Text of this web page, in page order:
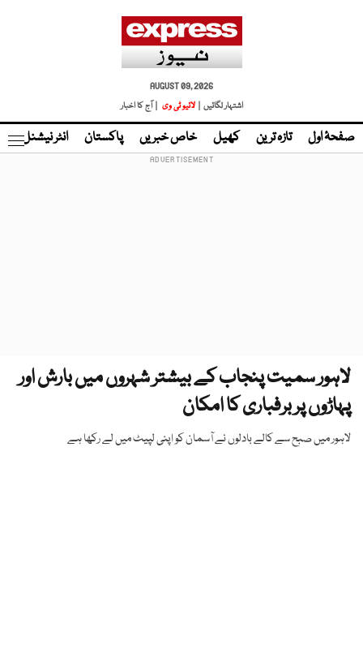
AUGUST 09, 2026
اشتہار لگائیں |
لائیو ٹی وی | آج کا اخبار
صفحۂ اول تازہ ترین کھیل خاص خبریں پاکستان انٹر نیشنل
لاہور سمیت پنجاب کے بیشتر شہروں میں بارش اور
پہاڑوں پر برفباری کا امکان
لاہور میں صبح سے کالے بادلوں نے آسمان کو اپنی لپیٹ میں لے رکھا ہے